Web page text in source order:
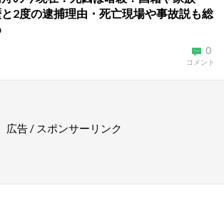
2度の逮捕理由・死亡現場や事故説も総
0
コメント
広告 / スポンサーリンク